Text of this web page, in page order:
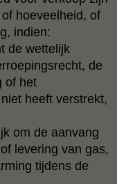
hoeveelheid, of
indien:
de wettelijk
de
of het
heeft verstrekt,
om de aanvang
levering van gas,
tijdens de